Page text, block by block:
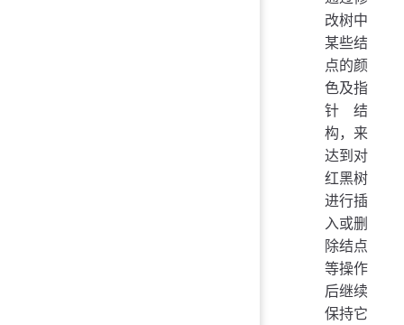
改树中
某些结
点的颜
色及指
针结
构，来
达到对
红黑树
进行插
入或删
除结点
等操作
后继续
保持它